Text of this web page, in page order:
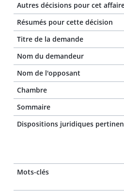
Autres décisions pour cet
Résumés pour cette décision
Titre de la demande
Nom du demandeur
Nom de l'opposant
Chambre
Sommaire
Dispositions juridiques
Mots-clés